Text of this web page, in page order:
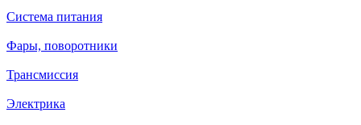
Система питания
Фары, поворотники
Трансмиссия
Электрика